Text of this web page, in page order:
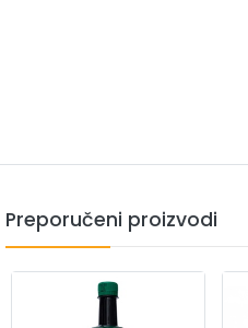
Preporučeni proizvodi